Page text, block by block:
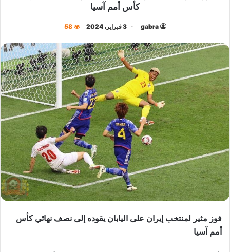
كأس أمم آسيا
gabra 3 فبراير، 2024 58
فوز مثير لمنتخب إيران على اليابان يقوده إلى نصف نهائي كأس
أمم آسيا